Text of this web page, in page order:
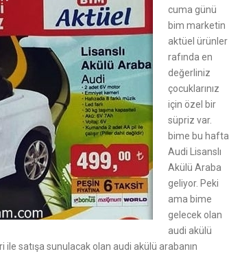
cuma günü
bim marketin
aktüel ürünler
rafında en
değerliniz
çocuklarınız
için özel bir
süpriz var.
bime bu hafta
Audi Lisanslı
Akülü Araba
geliyor. Peki
ama bime
gelecek olan
audi akülü
satışa sunulacak olan audi akülü arabanın